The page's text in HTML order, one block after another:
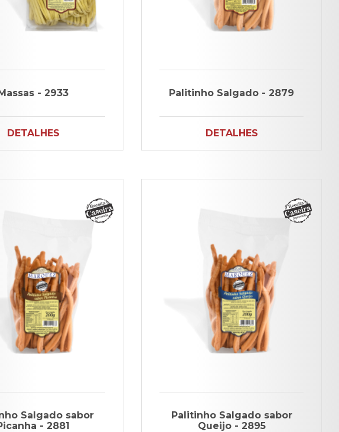
- 2933
DETALHES
Palitinho Salgado - 2879
DETALHES
Salgado sabor
- 2881
Palitinho Salgado sabor
Queijo - 2895